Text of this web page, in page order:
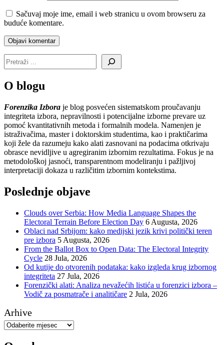
Sačuvaj moje ime, email i web stranicu u ovom browseru za
buduće komentare.
O blogu
Forenzika Izbora je blog posvećen sistematskom proučavanju
integriteta izbora, nepravilnosti i potencijalne izborne prevare uz
pomoć kvantitativnih metoda i formalnih modela. Namenjen je
istraživačima, master i doktorskim studentima, kao i praktičarima
koji žele da razumeju kako alati zasnovani na podacima otkrivaju
obrasce nevidljive u agregiranim izbornim rezultatima. Fokus je na
metodološkoj jasnoći, transparentnom modeliranju i pažljivoj
interpretaciji dokaza u različitim izbornim kontekstima.
Poslednje objave
Clouds over Serbia: How Media Language Shapes the
Electoral Terrain Before Election Day 6 Augusta, 2026
Oblaci nad Srbijom: kako medijski jezik krivi politički teren
pre izbora 5 Augusta, 2026
From the Ballot Box to Open Data: The Electoral Integrity
Cycle 28 Jula, 2026
Od kutije do otvorenih podataka: kako izgleda krug izbornog
integriteta 27 Jula, 2026
Forenzički alati: Analiza nevažećih listića u forenzici izbora –
Vodič za posmatrače i analitičare 2 Jula, 2026
Arhive